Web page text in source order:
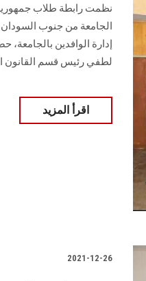
نظمت رابطة طلاب
الجامعة من جنوب
إدارة الوافدين بالجامعة،
لطفي رئيس قسم القانون
اقرأ المزيد
2021-12-26